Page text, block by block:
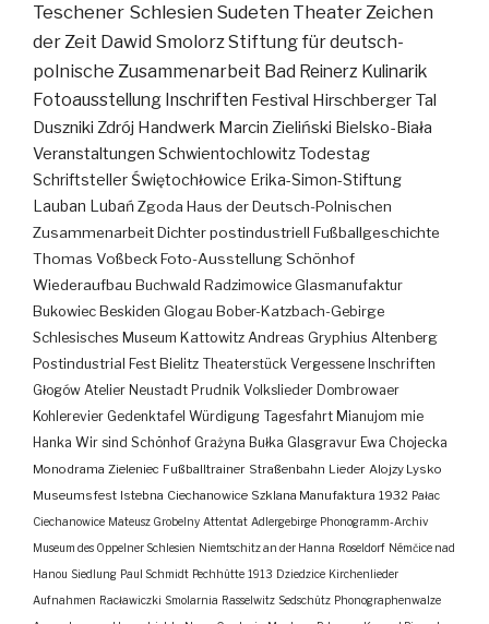
Teschener Schlesien Sudeten TheaterZeichen
der Zeit Dawid SmolorzStiftung für deutsch-
polnische Zusammenarbeit Bad Reinerz Kulinarik
Fotoausstellung Inschriften Festival Hirschberger Tal
Duszniki Zdrój Handwerk Marcin Zieliński Bielsko-Biała
Veranstaltungen SchwientochlowitzTodestag
SchriftstellerŚwiętochłowice Erika-Simon-Stiftung
Lauban LubańZgoda Haus der Deutsch-Polnischen
ZusammenarbeitDichterpostindustriell Fußballgeschichte
Thomas VoßbeckFoto-AusstellungSchönhof
Wiederaufbau Buchwald Radzimowice Glasmanufaktur
Bukowiec Beskiden Glogau Bober-Katzbach-Gebirge
Schlesisches Museum Kattowitz Andreas Gryphius Altenberg
Postindustrial Fest Bielitz Theaterstück Vergessene Inschriften
Głogów Atelier Neustadt Prudnik Volkslieder Dombrowaer
Kohlerevier Gedenktafel Würdigung Tagesfahrt Mianujom mie
Hanka Wir sind Schönhof Grażyna Bułka Glasgravur Ewa Chojecka
Monodrama Zieleniec Fußballtrainer Straßenbahn Lieder Alojzy Lysko
Museumsfest Istebna Ciechanowice Szklana Manufaktura 1932 Pałac
Ciechanowice Mateusz Grobelny Attentat Adlergebirge Phonogramm-Archiv
Museum des Oppelner Schlesien Niemtschitz an der Hanna Roseldorf Némčice nad
Hanou Siedlung Paul Schmidt Pechhütte 1913 Dziedzice Kirchenlieder
Aufnahmen Racławiczki Smolarnia Rasselwitz Sedschütz Phonographenwalze